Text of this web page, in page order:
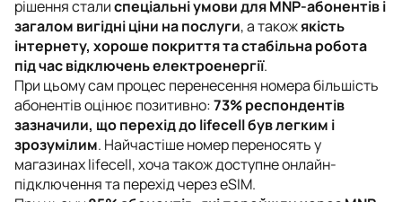
рішення сталиспеціальні умови для MNP-абонентів і
загалом вигідні ціни на послуги, а такожякість
інтернету, хороше покриття та стабільна робота
під час відключень електроенергії.
При цьому сам процес перенесення номера більшість
абонентів оцінює позитивно:73% респондентів
зазначили, що перехід до lifecell був легким і
зрозумілим. Найчастіше номер переносять у
магазинах lifecell, хоча також доступне онлайн-
підключення та перехід через eSIM.